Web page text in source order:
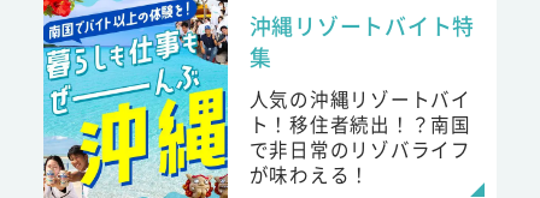
沖縄リゾートバイト特
集
人気の沖縄リゾートバイ
ト！移住者続出！？南国
で非日常のリゾバライフ
が味わえる！